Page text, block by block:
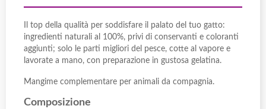
Il top della qualità per soddisfare il palato del tuo gatto:
ingredienti naturali al 100%, privi di conservanti e coloranti
aggiunti; solo le parti migliori del pesce, cotte al vapore e
lavorate a mano, con preparazione in gustosa gelatina.
Mangime complementare per animali da compagnia.
Composizione